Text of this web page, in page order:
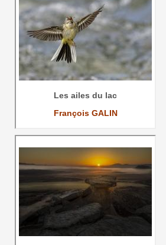
Les ailes du lac
François GALIN